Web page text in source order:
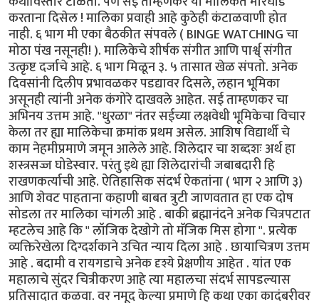
करताना दिसेल ! मालिका प्रवाही आहे कुठेही कंटाळवाणी होत
नाही. ६ भाग मी एका बैठकीत संपवले ( BINGE WATCHING चा
मोठा पंख नसूनही! ). मालिकेचे शीर्षक संगीत आणि पार्श्व् संगीत
उत्कृष्ट दर्जाचे आहे. ६ भाग मिळून ३. ५ तासात खेळ संपतो. अनेक
दिवसांनी दिलीप प्रभावळकर पडद्यावर दिसले, लहान भूमिका
असूनही त्यांनी अनेक कंगोरे दाखवले आहेत. सई ताम्हणकर चा
अभिनय उत्तम आहे. "धुरळा" नंतर सईच्या लक्षवेधी भूमिकेचा विचार
केला तर ह्या मालिकेचा क्रमांक प्रथम असेल. आशिष विद्यार्थी चे
काम नेहमीप्रमाणे जमून आलेले आहे. शिलेदार चा शब्दशः अर्थ हा
शस्त्रसज्ज घोडेस्वार. परंतु इथे ह्या शिलेदारांची जबाबदारी हि
राखणकर्त्याची आहे. ऐतिहासिक संदर्भ ऐकतांना ( भाग २ आणि ३)
आणि शेवट पाहताना कहाणी बाबत त्रुटी जाणवतात हा एक दोष
सोडला तर मालिका चांगली आहे . बाकी ब्रह्मानंदने अनेक चित्रपटात
म्हटलेच आहे कि " लॉजिक देखोगे तो मॅजिक मिस होगा ". प्रत्येक
व्यक्तिरेखेला दिग्दर्शकाने उचित न्याय दिला आहे . छायाचित्रण उत्तम
आहे . बदामी व रायगडाचे अनेक दृश्ये प्रेक्षणीय आहेत . यांत एक
महालाचे सुंदर चित्रीकरण आहे त्या महालचा संदर्भ सापडल्यास
प्रतिसादात कळवा. वर नमूद केल्या प्रमाणे हि कथा एका कादंबरीवर